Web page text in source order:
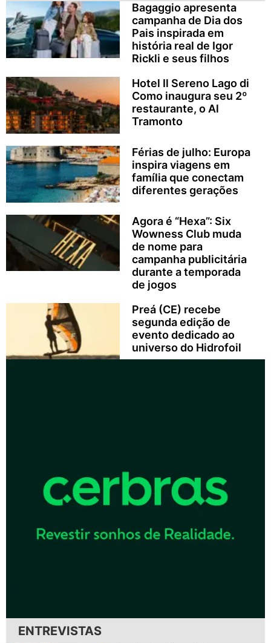
Bagaggio apresenta
campanha de Dia dos
Pais inspirada em
história real de Igor
Rickli e seus filhos
Hotel Il Sereno Lago di
Como inaugura seu 2º
restaurante, o Al
Tramonto
Férias de julho: Europa
inspira viagens em
família que conectam
diferentes gerações
Agora é “Hexa”: Six
Wowness Club muda
de nome para
campanha publicitária
durante a temporada
de jogos
Preá (CE) recebe
segunda edição de
evento dedicado ao
universo do Hidrofoil
ENTREVISTAS